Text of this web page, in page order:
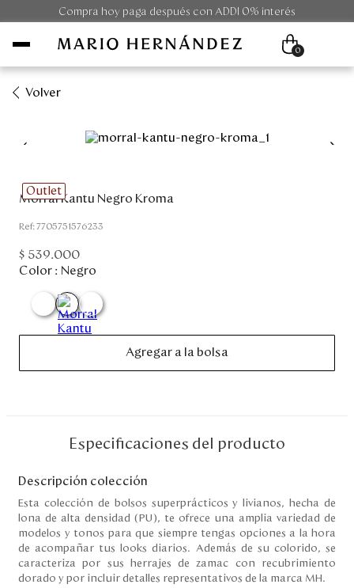
Compra hoy paga después con ADDI 0% interés
Unisex
Outlet
Disney
Servicio al cliente
Nuestras Tiendas
0
Volver
Outlet
Morral Kantu Negro Kroma
:7705751576233
$ 539.000
Color : Negro
Agregar a la bolsa
Especificaciones del producto
Descripción colección
Esta colección de bolsos superprácticos y livianos, hecha de
lona de alta densidad (PU), te ofrece una amplia variedad de
modelos y tonos para que siempre tengas opciones a la hora
de acompañar tus looks diarios. Además de su colorido, se
caracteriza por sus herrajes de zamac con recubrimiento
dorado y por incluir detalles representativos de la marca MH.